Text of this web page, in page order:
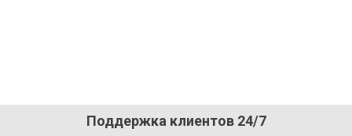
Поддержка клиентов 24/7